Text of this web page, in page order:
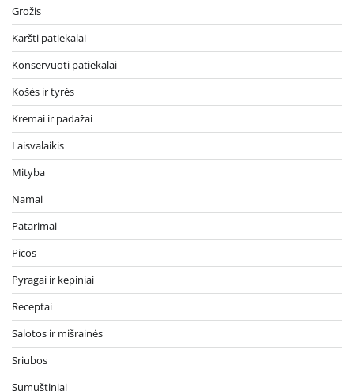
Grožis
Karšti patiekalai
Konservuoti patiekalai
Košės ir tyrės
Kremai ir padažai
Laisvalaikis
Mityba
Namai
Patarimai
Picos
Pyragai ir kepiniai
Receptai
Salotos ir mišrainės
Sriubos
Sumuštiniai